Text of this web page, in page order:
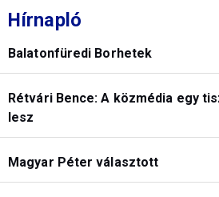
Hírnapló
Balatonfüredi Borhetek
Rétvári Bence: A közmédia egy
lesz
Magyar Péter választott